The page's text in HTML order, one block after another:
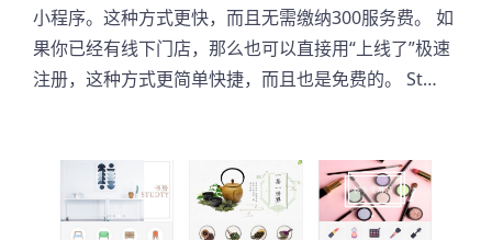
小程序。这种方式更快，而且无需缴纳300服务费。 如
果你已经有线下门店，那么也可以直接用“上线了”极速
注册，这种方式更简单快捷，而且也是免费的。 St…